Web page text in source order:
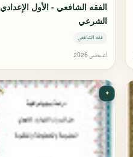
الفقه الشافعي - الأول الإعدادي
الشرعي
فقه الشافعي
أغسطس 2026
✦